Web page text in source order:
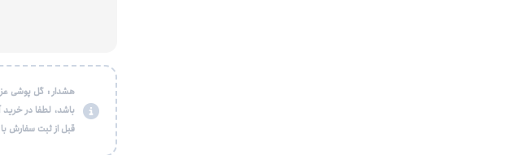
هشدار : گل پوشی
باشد، لطفا در
قبل از ثبت سفارش